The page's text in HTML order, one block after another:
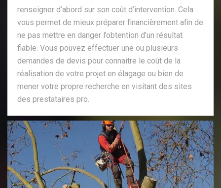
renseigner d’abord sur son coût d’intervention. Cela
vous permet de mieux préparer financièrement afin de
ne pas mettre en danger l’obtention d’un résultat
fiable. Vous pouvez effectuer une ou plusieurs
demandes de devis pour connaitre le coût de la
réalisation de votre projet en élagage ou bien de
mener votre propre recherche en visitant des sites
des prestataires pro.